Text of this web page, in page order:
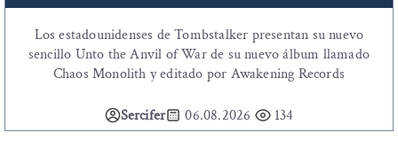
Los estadounidenses de Tombstalker presentan su nuevo
sencillo Unto the Anvil of War de su nuevo álbum llamado
Chaos Monolith y editado por Awakening Records
Sercifer 06.08.2026 134